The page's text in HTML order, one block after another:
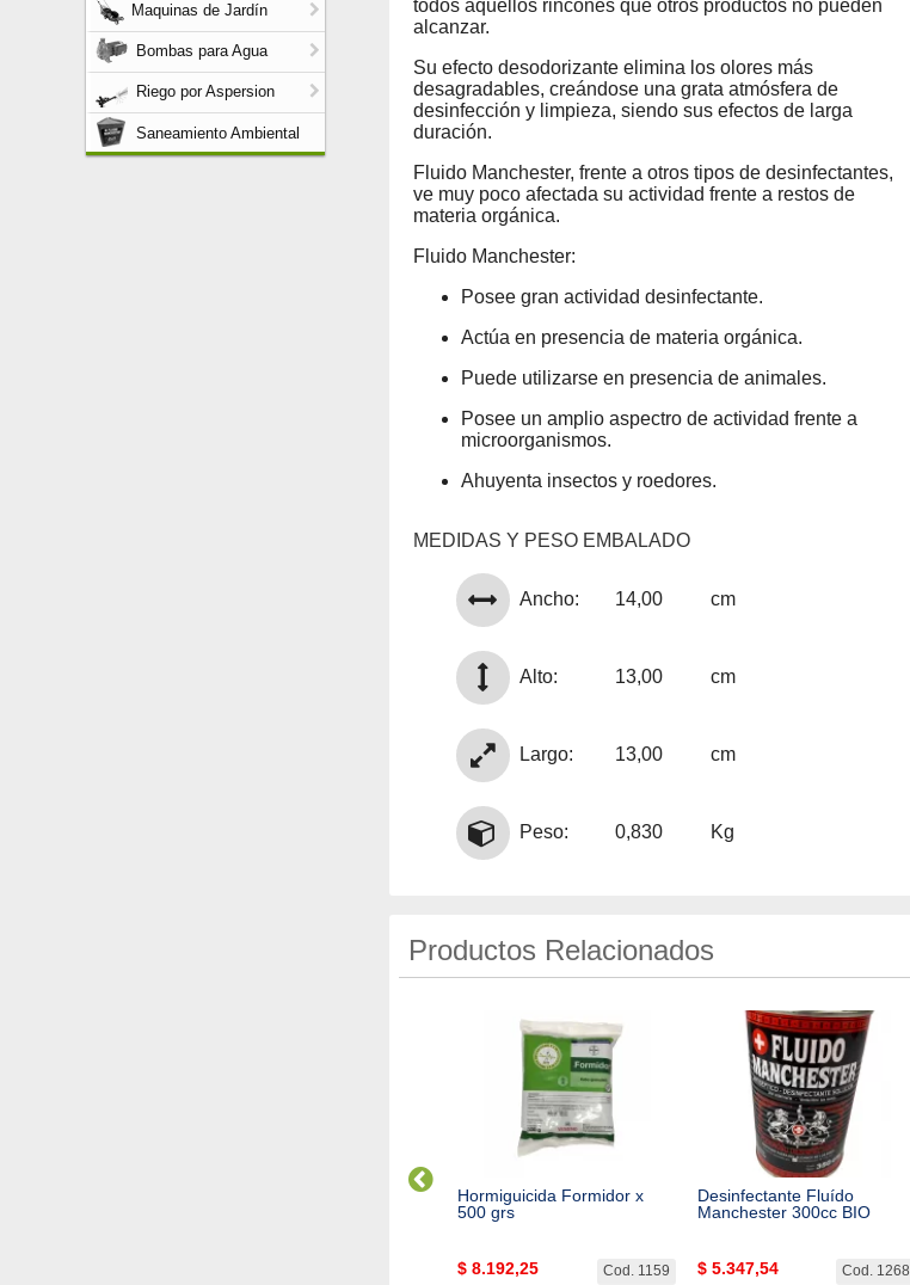
Maquinas de Jardín
Bombas para Agua
Riego por Aspersion
Saneamiento Ambiental
todos aquellos rincones que otros productos no pueden
alcanzar.
Su efecto desodorizante elimina los olores más
desagradables, creándose una grata atmósfera de
desinfección y limpieza, siendo sus efectos de larga
duración.
Fluido Manchester, frente a otros tipos de desinfectantes,
ve muy poco afectada su actividad frente a restos de
materia orgánica.
Fluido Manchester:
Posee gran actividad desinfectante.
Actúa en presencia de materia orgánica.
Puede utilizarse en presencia de animales.
Posee un amplio aspectro de actividad frente a
microorganismos.
Ahuyenta insectos y roedores.
MEDIDAS Y PESO EMBALADO
Ancho: 14,00 cm
Alto: 13,00 cm
Largo: 13,00 cm
Peso: 0,830 Kg
Productos Relacionados
Hormiguicida Formidor x
500 grs
Cod. 1159
$ 8.192,25
Desinfectante Fluído
Manchester 300cc BIO
Cod. 1268
$ 5.347,54